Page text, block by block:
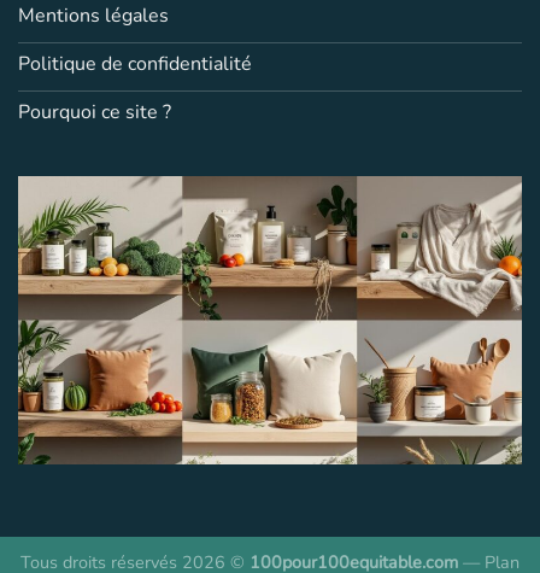
Mentions légales
Politique de confidentialité
Pourquoi ce site ?
Tous droits réservés 2026 © 100pour100equitable.com — Plan